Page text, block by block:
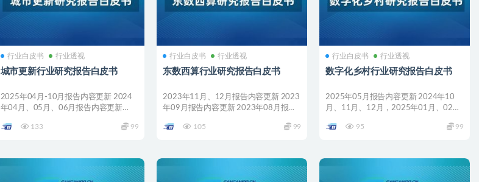
行业白皮书 行业透视
城市更新行业研究报告白皮书
2025年04月-10月报告内容更新 2024
年04月、05月、06月报告内容更新
133
99
行业白皮书 行业透视
东数西算行业研究报告白皮书
2023年11月、12月报告内容更新 2023
年09月报告内容更新 2023年08月报告
105
99
行业白皮书 行业透视
数字化乡村行业研究报告白皮书
2025年05月报告内容更新 2024年10
月、11月、12月，2025年01月、02
95
99